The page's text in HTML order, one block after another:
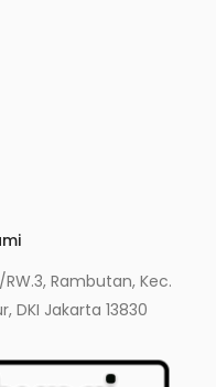
Rambutan, Kec.
DKI Jakarta 13830